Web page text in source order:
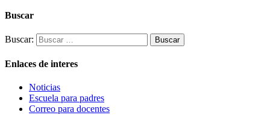
Buscar
Buscar:
Enlaces de interes
Noticias
Escuela para padres
Correo para docentes